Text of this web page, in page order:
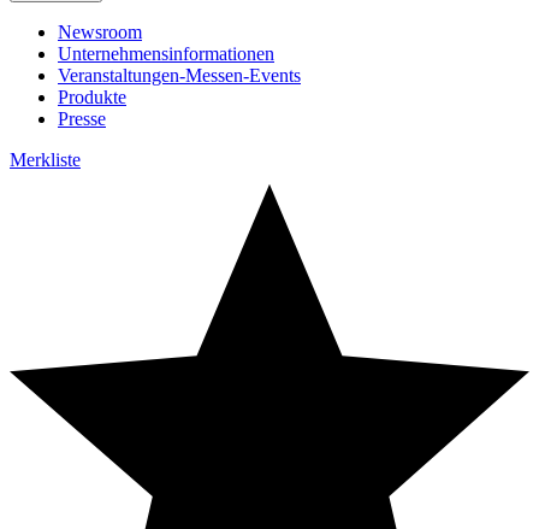
Newsroom
Unternehmensinformationen
Veranstaltungen-Messen-Events
Produkte
Presse
Merkliste